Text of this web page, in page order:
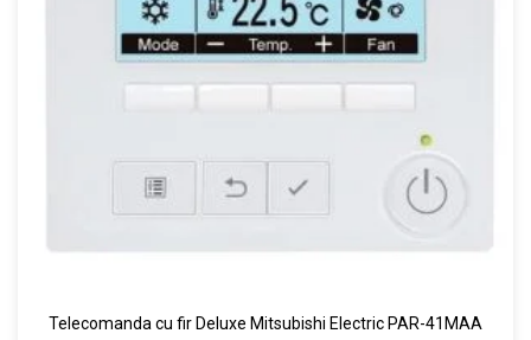
Telecomanda cu fir Deluxe Mitsubishi Electric PAR-41MAA